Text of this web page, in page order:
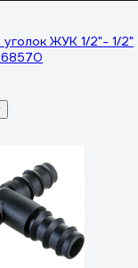
ЖУК 1/2"- 1/2"